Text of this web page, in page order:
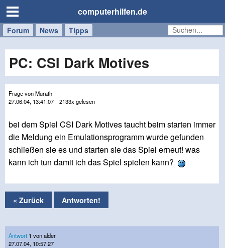
computerhilfen.de
Forum News Tipps
Handy
Tablet
Windows
Mac
PC: CSI Dark Motives
Frage von Murath
27.06.04, 13:41:07 | 2133x gelesen
bei dem Spiel CSI Dark Motives taucht beim starten immer
die Meldung ein Emulationsprogramm wurde gefunden
schließen sie es und starten sie das Spiel erneut! was
kann ich tun damit ich das Spiel spielen kann?
« Zurück Antworten!
Antwort 1 von alder
27.07.04, 10:57:27